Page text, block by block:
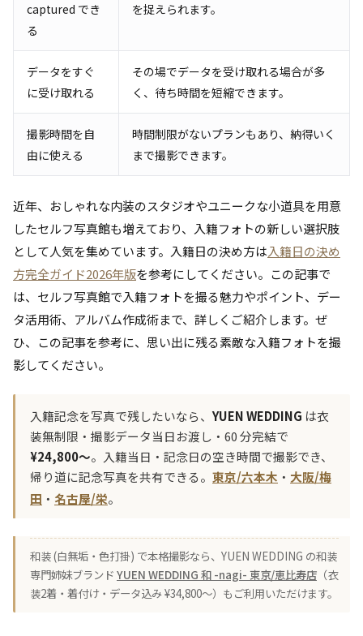
captured でき
る
を捉えられます。
データをすぐ
に受け取れる
その場でデータを受け取れる場合が多
く、待ち時間を短縮できます。
撮影時間を自
由に使える
時間制限がないプランもあり、納得いく
まで撮影できます。
近年、おしゃれな内装のスタジオやユニークな小道具を用意
したセルフ写真館も増えており、入籍フォトの新しい選択肢
として人気を集めています。入籍日の決め方は入籍日の決め
方完全ガイド2026年版を参考にしてください。この記事で
は、セルフ写真館で入籍フォトを撮る魅力やポイント、デー
タ活用術、アルバム作成術まで、詳しくご紹介します。ぜ
ひ、この記事を参考に、思い出に残る素敵な入籍フォトを撮
影してください。
入籍記念を写真で残したいなら、 YUEN WEDDING は衣
装無制限・撮影データ当日お渡し・60 分完結で
¥24,800〜。入籍当日・記念日の空き時間で撮影でき、
帰り道に記念写真を共有できる。 東京/六本木 ・ 大阪/梅
田 ・ 名古屋/栄。
和装 (白無垢・色打掛) で本格撮影なら、YUEN WEDDING の和装
専門姉妹ブランド YUEN WEDDING 和 -nagi- 東京/恵比寿店 （衣
装2着・着付け・データ込み ¥34,800〜）もご利用いただけます。